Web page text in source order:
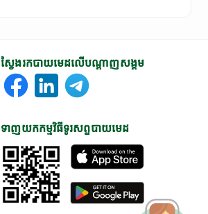
ស្វែងរកបាយមេដលើបណ្តាញសង្គម
ទាញយកកម្មវិធីទូរសព្ទបាយមេដ